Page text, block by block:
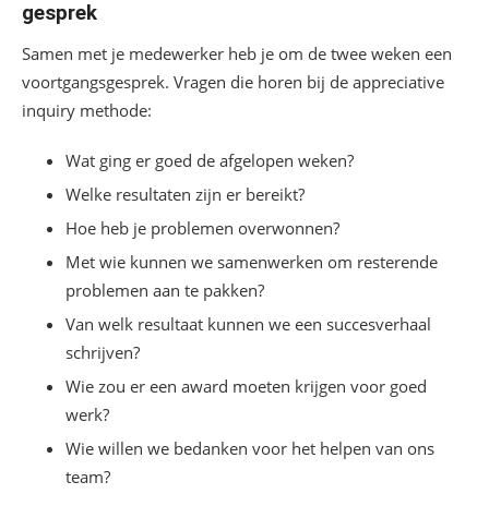
gesprek
Samen met je medewerker heb je om de twee weken een
voortgangsgesprek. Vragen die horen bij de appreciative
inquiry methode:
Wat ging er goed de afgelopen weken?
Welke resultaten zijn er bereikt?
Hoe heb je problemen overwonnen?
Met wie kunnen we samenwerken om resterende
problemen aan te pakken?
Van welk resultaat kunnen we een succesverhaal
schrijven?
Wie zou er een award moeten krijgen voor goed
werk?
Wie willen we bedanken voor het helpen van ons
team?